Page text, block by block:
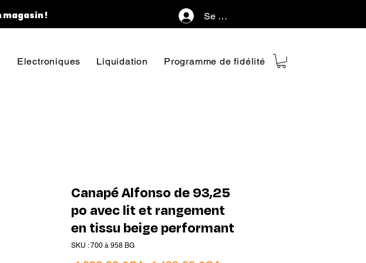
magasin ! Se connecter
Electroniques Liquidation Programme de fidélité
Canapé Alfonso de 93,25
po avec lit et rangement
en tissu beige performant
SKU : 700 à 958 BG